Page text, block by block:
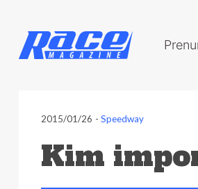
2015/01/26 - Speedway
Kim